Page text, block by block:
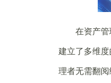
在资产管
建立了多维
理者无需翻